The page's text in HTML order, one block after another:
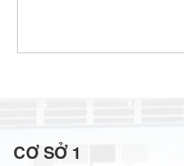
CƠ SỞ 1